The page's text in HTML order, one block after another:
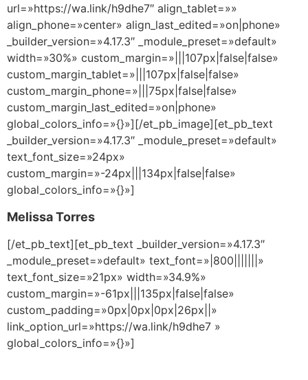
url=»https://wa.link/h9dhe7″ align_tablet=»»
align_phone=»center» align_last_edited=»on|phone»
_builder_version=»4.17.3″ _module_preset=»default»
width=»30%» custom_margin=»|||107px|false|false»
custom_margin_tablet=»|||107px|false|false»
custom_margin_phone=»|||75px|false|false»
custom_margin_last_edited=»on|phone»
global_colors_info=»{}»][/et_pb_image][et_pb_text
_builder_version=»4.17.3″ _module_preset=»default»
text_font_size=»24px»
custom_margin=»-24px|||134px|false|false»
global_colors_info=»{}»]
Melissa Torres
[/et_pb_text][et_pb_text _builder_version=»4.17.3″
_module_preset=»default» text_font=»|800|||||||»
text_font_size=»21px» width=»34.9%»
custom_margin=»-61px|||135px|false|false»
custom_padding=»0px|0px|0px|26px||»
link_option_url=»https://wa.link/h9dhe7 »
global_colors_info=»{}»]